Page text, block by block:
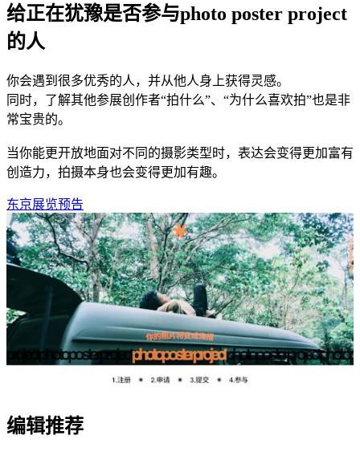
给正在犹豫是否参与photo poster project
的人
你会遇到很多优秀的人，并从他人身上获得灵感。
同时，了解其他参展创作者“拍什么”、“为什么喜欢拍”也是非
常宝贵的。
当你能更开放地面对不同的摄影类型时，表达会变得更加富有
创造力，拍摄本身也会变得更加有趣。
东京展览预告
编辑推荐